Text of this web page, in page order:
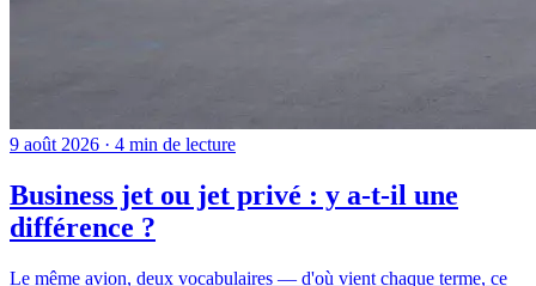
9 août 2026 · 4 min de lecture
Business jet ou jet privé : y a-t-il une
différence ?
Le même avion, deux vocabulaires — d'où vient chaque terme, ce